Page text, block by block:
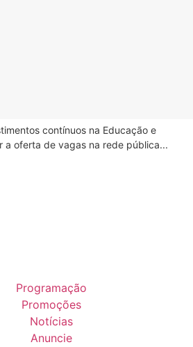
contínuos na Educação e
a oferta de vagas na rede pública...
Programação
Promoções
Notícias
Anuncie